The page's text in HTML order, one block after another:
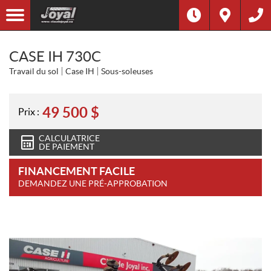
CASE IH 730C
Travail du sol Case IH Sous-soleuses
Prix : 49 500 $
CALCULATRICE
DE PAIEMENT
FINANCEMENT FACILE
DEMANDEZ UNE PRÉ-APPROBATION